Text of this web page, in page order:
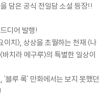
담은 공식 전일담 소설 등장!!
디어 발행!
치〉, 상상을 초월하는 천재 〈나
치라 메구루〉의 특별한 일상이
블루 록' 만화에서는 보지 못했던